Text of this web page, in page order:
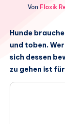
Von Floxik
Hunde
und toben.
sich dessen
zu gehen ist